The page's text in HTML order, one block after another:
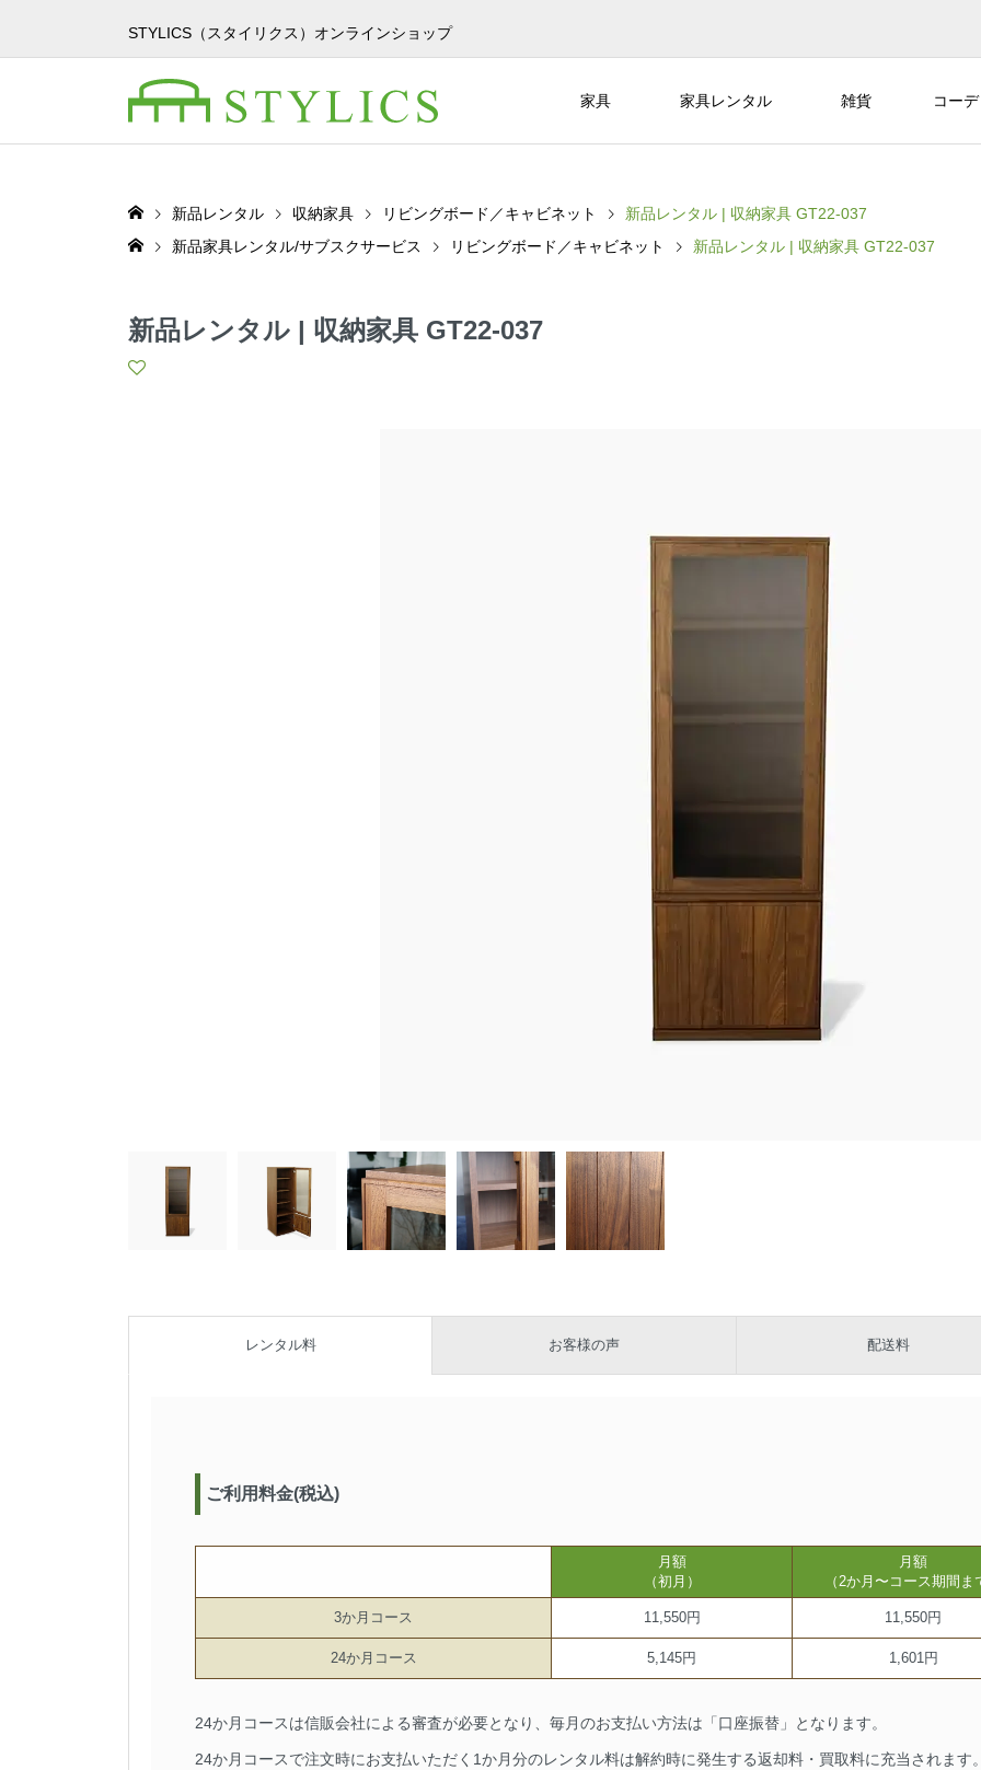
STYLICS（スタイリクス）オンラインショップ
家具 家具レンタル 雑貨 コー
新品レンタル 収納家具 リビングボード／キャビネット
新品レンタル | 収納家具 GT22-037
新品家具レンタル/サブスクサービス
リビングボード／キャビネット 新品レンタル | 収納家具 GT22-037
新品レンタル | 収納家具 GT22-037
レンタル料 お客様の声 配送料
ご利用料金(税込)
月額
（初月）
月額
（2か月〜コース期間ま
3か月コース 11,550円 11,550円
24か月コース 5,145円 1,601円
24か月コースは信販会社による審査が必要となり、毎月のお支払い方法は「口座振替」となります。
24か月コースで注文時にお支払いただく1か月分のレンタル料は解約時に発生する返却料・買取料に充当されます